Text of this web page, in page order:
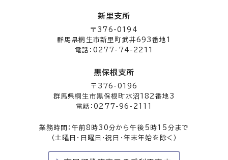
新里支所
〒376-0194
群馬県桐生市新里町武井693番地1
電話：0277-74-2211
黒保根支所
〒376-0196
群馬県桐生市黒保根町水沼182番地3
電話：0277-96-2111
業務時間：午前8時30分から午後5時15分まで
（土曜日・日曜日・祝日・年末年始を除く）